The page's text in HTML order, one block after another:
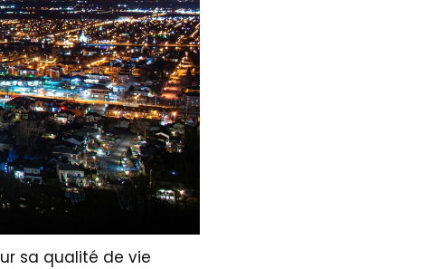
sa qualité de vie